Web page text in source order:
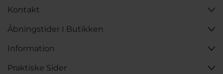
Kontakt
Åbningstider I Butikken
Information
Praktiske Sider